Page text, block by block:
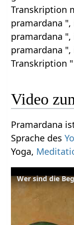
Transkription
pramardana ",
pramardana
pramardana
Transkription
Video
Pramardana
Sprache des
Yoga,
Wer sind die